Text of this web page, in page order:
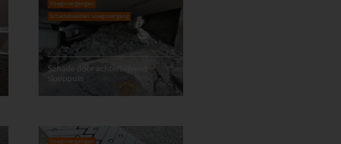
Voegovergangen
Schadebeelden voegovergang
Schade door achterblijvend
slooppuin
Voegovergangen